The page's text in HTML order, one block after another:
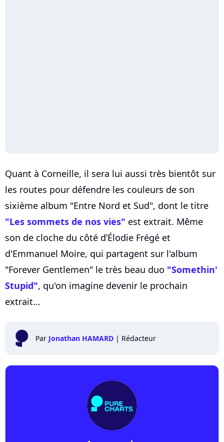
Quant à Corneille, il sera lui aussi très bientôt sur
les routes pour défendre les couleurs de son
sixième album "Entre Nord et Sud", dont le titre
"Les sommets de nos vies" est extrait. Même
son de cloche du côté d’Élodie Frégé et
d'Emmanuel Moire, qui partagent sur l'album
"Forever Gentlemen" le très beau duo "Somethin'
Stupid", qu'on imagine devenir le prochain
extrait...
Par Jonathan HAMARD | Rédacteur